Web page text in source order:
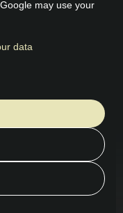
may use your
data